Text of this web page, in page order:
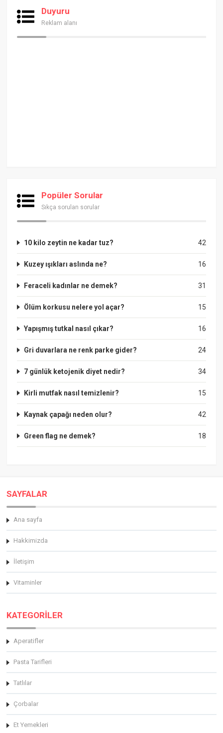
Duyuru
Reklam alanı
Popüler Sorular
Sıkça sorulan sorular
42
10 kilo zeytin ne kadar tuz?
16
Kuzey ışıkları aslında ne?
31
Feraceli kadınlar ne demek?
15
Ölüm korkusu nelere yol açar?
16
Yapışmış tutkal nasıl çıkar?
24
Gri duvarlara ne renk parke gider?
34
7 günlük ketojenik diyet nedir?
15
Kirli mutfak nasıl temizlenir?
42
Kaynak çapağı neden olur?
18
Green flag ne demek?
SAYFALAR
Ana sayfa
Hakkimizda
İletişim
Vitaminler
KATEGORİLER
Aperatifler
Pasta Tarifleri
Tatlılar
Çorbalar
Et Yemekleri